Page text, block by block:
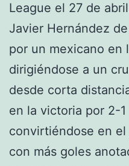
League el 27 de
Javier Hernández
por un mexicano en
dirigiéndose a un
desde corta
en la victoria por 2-
convirtiéndose en
con más goles